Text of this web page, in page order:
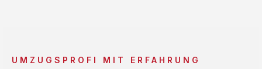
UMZUGSPROFI MIT ERFAHRUNG